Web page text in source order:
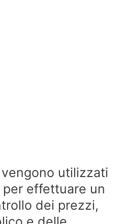
utilizzati
effettuare un
dei prezzi,